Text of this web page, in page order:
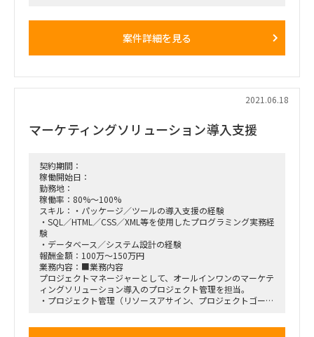
・契約：各種契約書作成ワークフロー、稟議・決裁、ステータ
・クライアントサイドPMOメンバとして、各種計画・プロジ
ェクト実行管理における業務支援
支援 等）
・標準業務フローの作成補助（メインはクライアント側を想
定）
◇各種条件
・参画開始時期：7月上旬（調整可）
・稼働率：100％
作業環境ですが、PCはクライアント貸与で、完全リモートで
す。
プロジェクト期間は約1年を想定しています。
案件詳細を見る
2021.06.18
マーケティングソリューション導入支援
契約期間：
稼働開始日：
勤務地：
稼働率：80%～100%
スキル：・パッケージ／ツールの導入支援の経験
・SQL／HTML／CSS／XML等を使用したプログラミング実務経
験
・データベース／システム設計の経験
報酬金額：100万～150万円
業務内容：■業務内容
プロジェクトマネージャーとして、オールインワンのマーケテ
ィングソリューション導入のプロジェクト管理を担当。
・プロジェクト管理（リソースアサイン、プロジェクトゴール